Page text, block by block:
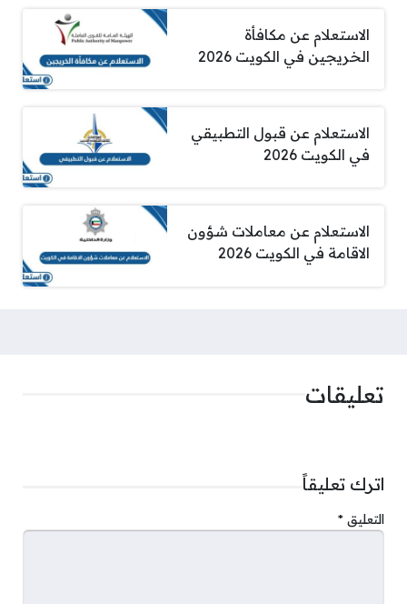
الاستعلام عن مكافأة
الخريجين في الكويت 2026
الاستعلام عن قبول التطبيقي
في الكويت 2026
الاستعلام عن معاملات شؤون
الاقامة في الكويت 2026
تعليقات
اترك تعليقاً
التعليق *